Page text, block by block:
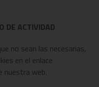
DE ACTIVIDAD
no sean las necesarias,
en el enlace
nuestra web.